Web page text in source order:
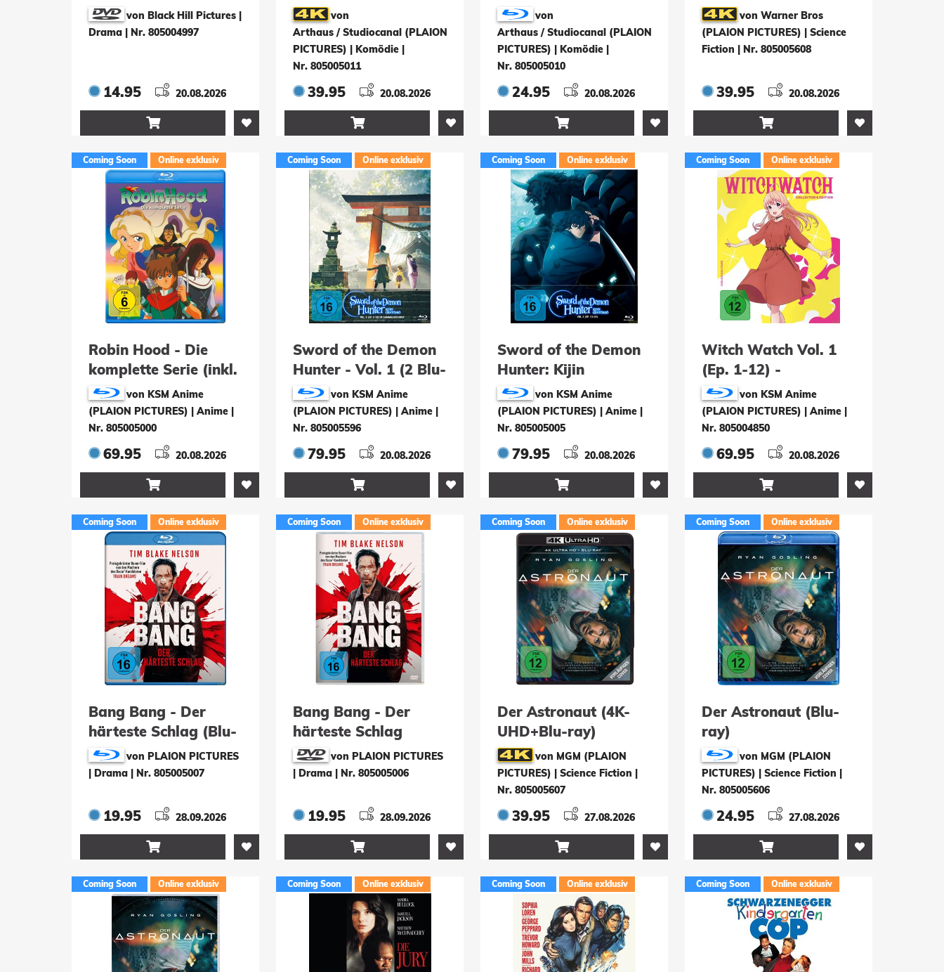
von Black Hill Pictures |
Drama | Nr. 805004997
14.95 20.08.2026

von
Arthaus / Studiocanal (PLAION
PICTURES) | Komödie |
Nr. 805005011
39.95 20.08.2026

von
Arthaus / Studiocanal (PLAION
PICTURES) | Komödie |
Nr. 805005010
24.95 20.08.2026

UHD+Blu-ray)
von Warner Bros
(PLAION PICTURES) | Science
Fiction | Nr. 805005608
39.95 20.08.2026

Coming Soon Online exklusiv
Robin Hood - Die
komplette Serie (inkl.
Film) (6 Blu-rays)
von KSM Anime
(PLAION PICTURES) | Anime |
Nr. 805005000
69.95 20.08.2026

Coming Soon Online exklusiv
Sword of the Demon
Hunter - Vol. 1 (2 Blu-
rays) von KSM Anime
(PLAION PICTURES) | Anime |
Nr. 805005596
79.95 20.08.2026

Coming Soon Online exklusiv
Sword of the Demon
Hunter: Kijin
Gentôshô - Vol. 2 (Ep.
13-24) (2 Blu-rays)
von KSM Anime
(PLAION PICTURES) | Anime |
Nr. 805005005
79.95 20.08.2026

Coming Soon Online exklusiv
Witch Watch Vol. 1
(Ep. 1-12) -
Collector's Edition (2
Blu-rays)
von KSM Anime
(PLAION PICTURES) | Anime |
Nr. 805004850
69.95 20.08.2026

Coming Soon Online exklusiv
Bang Bang - Der
härteste Schlag (Blu-
ray)
von PLAION PICTURES
| Drama | Nr. 805005007
19.95 28.09.2026

Coming Soon Online exklusiv
Bang Bang - Der
härteste Schlag
(DVD)von PLAION PICTURES
| Drama | Nr. 805005006
19.95 28.09.2026

Coming Soon Online exklusiv
Der Astronaut (4K-
UHD+Blu-ray)
von MGM (PLAION
PICTURES) | Science Fiction |
Nr. 805005607
39.95 27.08.2026

Coming Soon Online exklusiv
Der Astronaut (Blu-
ray)
von MGM (PLAION
PICTURES) | Science Fiction |
Nr. 805005606
24.95 27.08.2026

Coming Soon Online exklusiv Coming Soon Online exklusiv Coming Soon Online exklusiv Coming Soon Online exklusiv